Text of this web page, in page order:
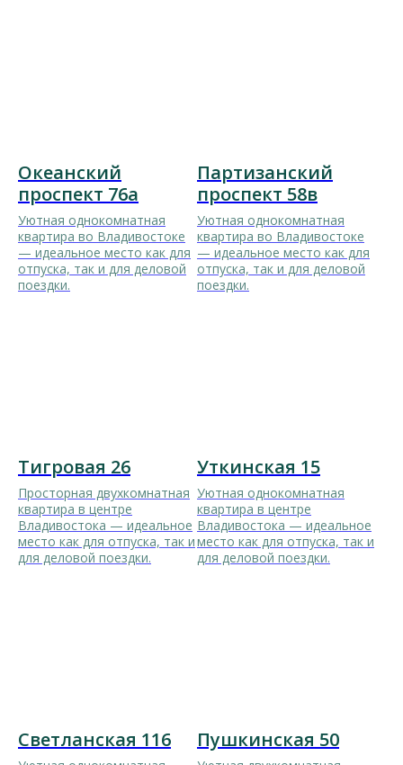
Океанский
проспект 76а
Уютная однокомнатная
квартира во Владивостоке
— идеальное место как для
отпуска, так и для деловой
поездки.
Партизанский
проспект 58в
Уютная однокомнатная
квартира во Владивостоке
— идеальное место как для
отпуска, так и для деловой
поездки.
Тигровая 26
Просторная двухкомнатная
квартира в центре
Владивостока — идеальное
место как для отпуска, так и
для деловой поездки.
Уткинская 15
Уютная однокомнатная
квартира в центре
Владивостока — идеальное
место как для отпуска, так и
для деловой поездки.
Светланская 116 Пушкинская 50